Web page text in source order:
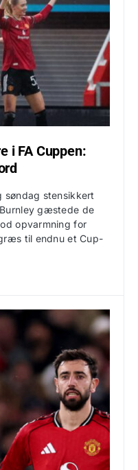
i FA Cuppen:
søndag stensikkert
gæstede de
opvarmning for
til endnu et Cup-